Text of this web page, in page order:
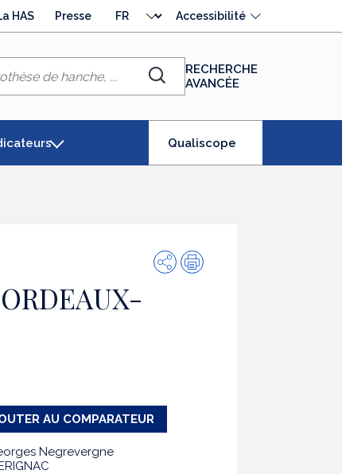
HAS Presse
langue
Accessibilité
Chercher
RECHERCHE
AVANCÉE
Qualiscope(élément
PartagerImpression
AU COMPARATEUR
Negrevergne